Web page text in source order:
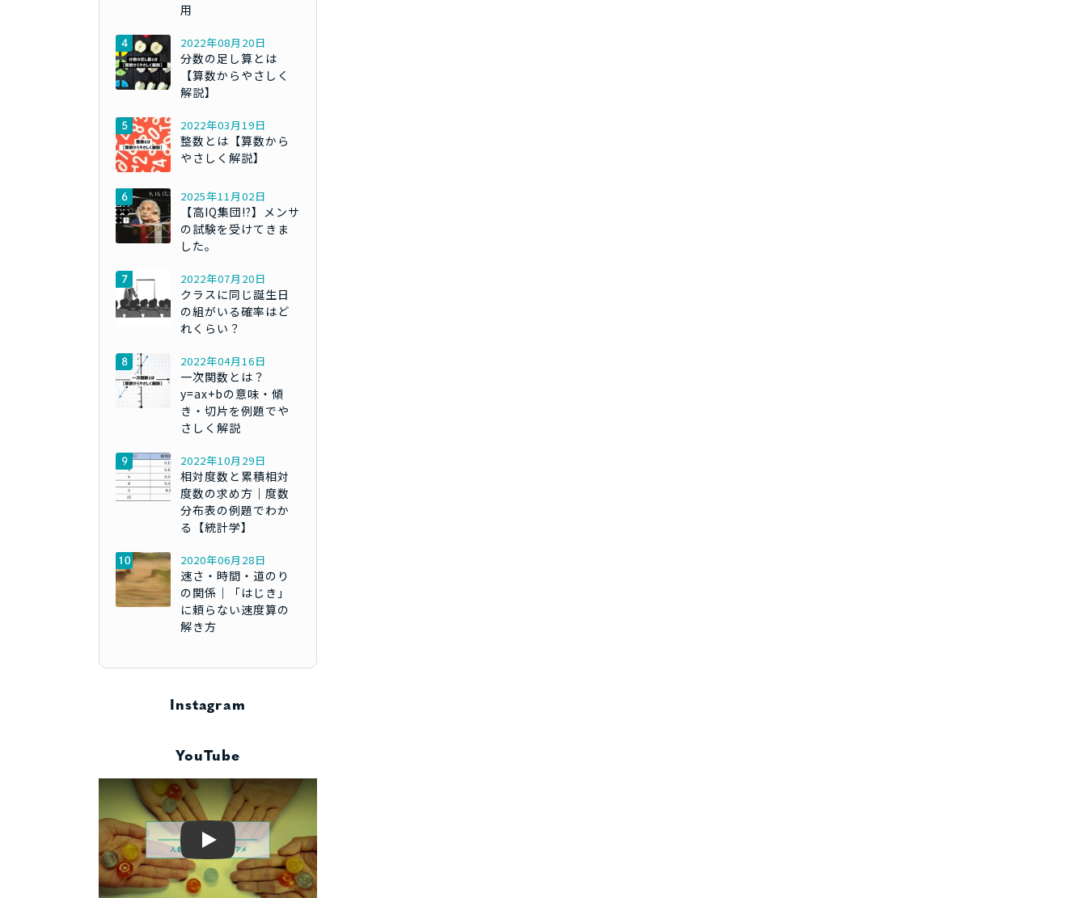
用
2022年08月20日
分数の足し算とは
【算数からやさしく
解説】
2022年03月19日
整数とは【算数から
やさしく解説】
2025年11月02日
【高IQ集団!?】メンサ
の試験を受けてきま
した。
2022年07月20日
クラスに同じ誕生日
の組がいる確率はど
れくらい？
2022年04月16日
一次関数とは？
y=ax+bの意味・傾
き・切片を例題でや
さしく解説
2022年10月29日
相対度数と累積相対
度数の求め方｜度数
分布表の例題でわか
る【統計学】
2020年06月28日
速さ・時間・道のり
の関係｜「はじき」
に頼らない速度算の
解き方
Instagram
YouTube
Play